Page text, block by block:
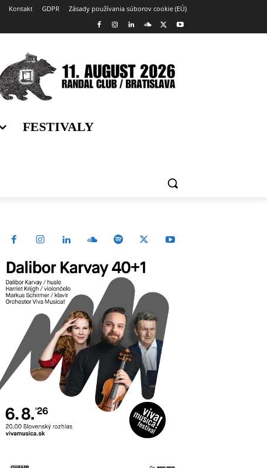
Kontakt GDPR Zásady používania súborov cookie (EÚ)
FESTIVALY